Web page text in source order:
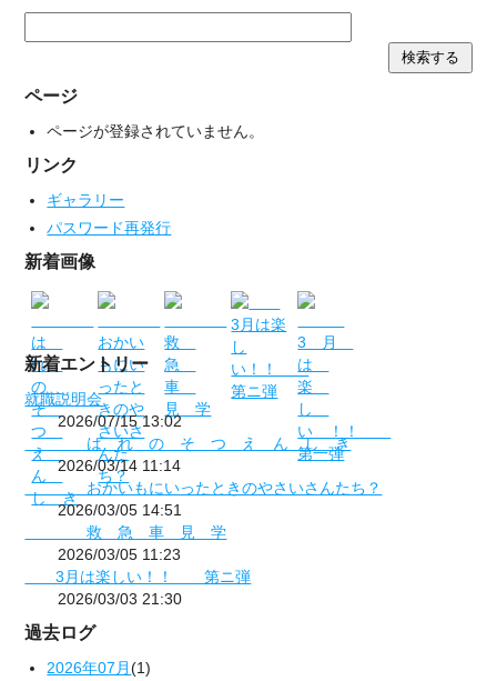
ページ
ページが登録されていません。
リンク
ギャラリー
パスワード再発行
新着画像
新着エントリー
就職説明会
2026/07/15 13:02
は れ の そ つ え ん し き
2026/03/14 11:14
おかいもにいったときのやさいさんたち？
2026/03/05 14:51
救 急 車 見 学
2026/03/05 11:23
3月は楽しい！！ 第ニ弾
2026/03/03 21:30
過去ログ
2026年07月(1)